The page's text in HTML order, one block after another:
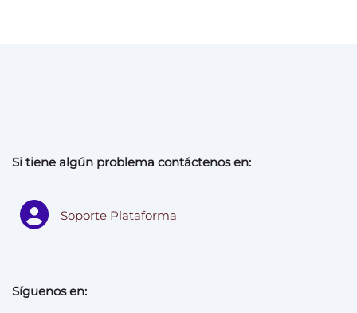
Si tiene algún problema contáctenos en:
Soporte Plataforma
Síguenos en: